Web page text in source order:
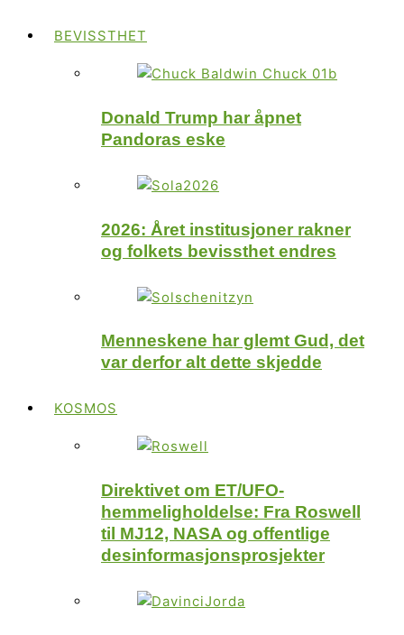
BEVISSTHET
Donald Trump har åpnet
Pandoras eske
2026: Året institusjoner rakner
og folkets bevissthet endres
Menneskene har glemt Gud, det
var derfor alt dette skjedde
KOSMOS
Direktivet om ET/UFO-
hemmeligholdelse: Fra Roswell
til MJ12, NASA og offentlige
desinformasjonsprosjekter